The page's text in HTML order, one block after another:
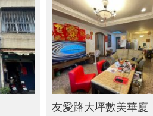
友愛路大坪數美華廈